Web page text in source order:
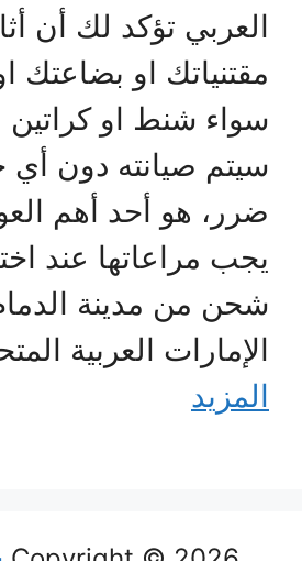
العربي تؤكد لك أن
مقتنياتك او بضاعتك
سواء شنط او كراتين
سيتم صيانته دون أي
ضرر، هو أحد أهم
يجب مراعاتها عند
شحن من مدينة
الإمارات العربية
المزيد